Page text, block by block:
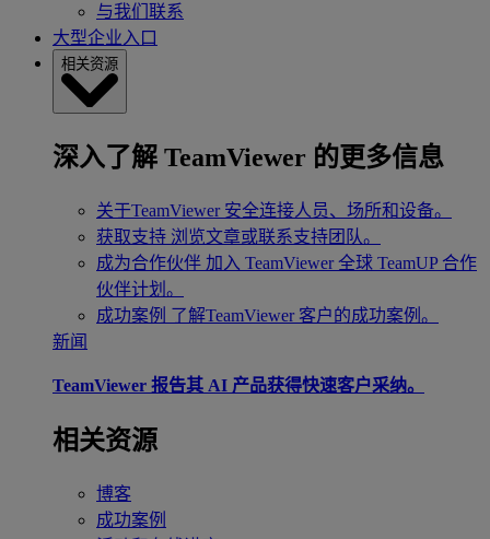
与我们联系
大型企业入口
相关资源
深入了解 TeamViewer 的更多信息
关于TeamViewer 安全连接人员、场所和设备。
获取支持 浏览文章或联系支持团队。
成为合作伙伴 加入 TeamViewer 全球 TeamUP 合作
伙伴计划。
成功案例 了解TeamViewer 客户的成功案例。
新闻
TeamViewer 报告其 AI 产品获得快速客户采纳。
相关资源
博客
成功案例